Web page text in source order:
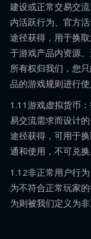
建设或正常交易交
内活跃行为、官方
途径获得，用于换
于游戏产品内资源
所有权归我们，您
品的游戏规则进行使
1.11游戏虚拟货币
易交流需求而设计
途径获得，可用于
通和使用，不可兑换
1.12非正常用户行
为不符合正常玩家
为则被我们定义为非